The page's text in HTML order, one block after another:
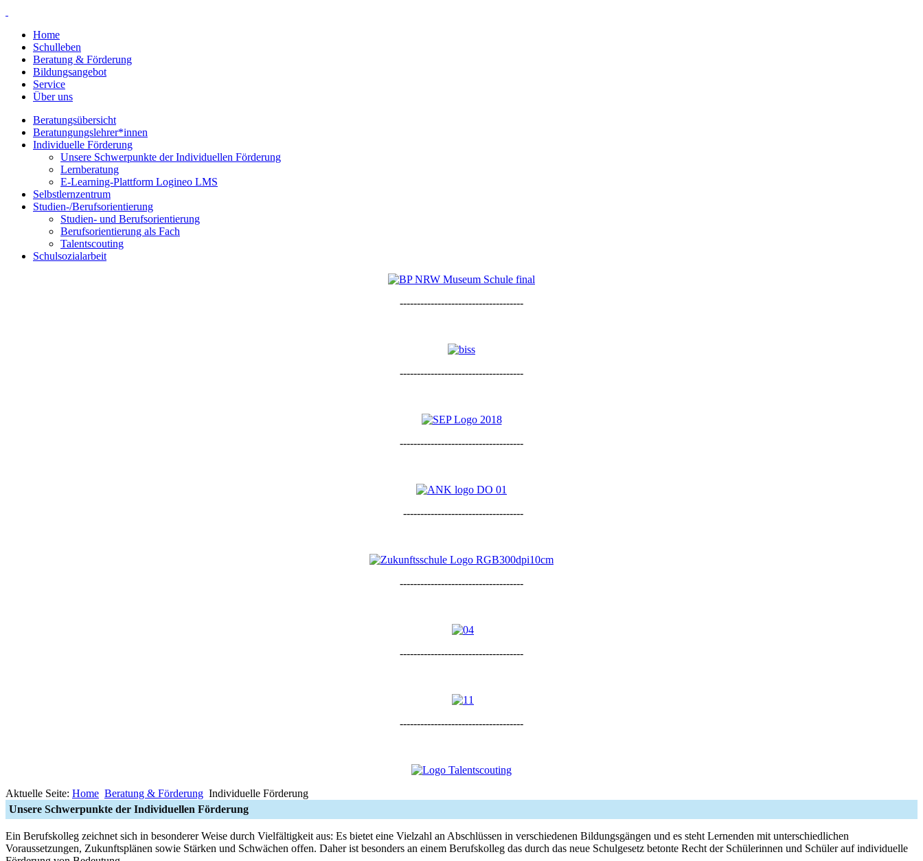
Home
Schulleben
Beratung & Förderung
Bildungsangebot
Service
Über uns
Beratungsübersicht
Beratungungslehrer*innen
Individuelle Förderung
Unsere Schwerpunkte der Individuellen Förderung
Lernberatung
E-Learning-Plattform Logineo LMS
Selbstlernzentrum
Studien-/Berufsorientierung
Studien- und Berufsorientierung
Berufsorientierung als Fach
Talentscouting
Schulsozialarbeit
------------------------------------
------------------------------------
------------------------------------
-----------------------------------
------------------------------------
------------------------------------
------------------------------------
Aktuelle Seite: Home Beratung & Förderung Individuelle Förderung
Unsere Schwerpunkte der Individuellen Förderung
Ein Berufskolleg zeichnet sich in besonderer Weise durch Vielfältigkeit aus: Es bietet eine Vielzahl an Abschlüssen in verschiedenen Bildungsgängen und es steht Lernenden mit unterschiedlichen
Voraussetzungen, Zukunftsplänen sowie Stärken und Schwächen offen. Daher ist besonders an einem Berufskolleg das durch das neue Schulgesetz betonte Recht der Schülerinnen und Schüler auf individuelle